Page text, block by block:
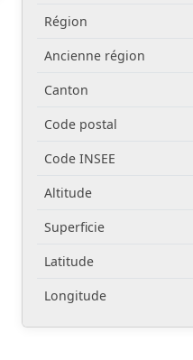
Région
Ancienne région
Canton
Code postal
Code INSEE
Altitude
Superficie
Latitude
Longitude